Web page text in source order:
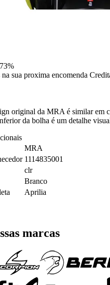
sua proxima encomenda
original da MRA é similar em
da bolha é um detalhe
MRA
1114835001
clr
Branco
Aprilia
marcas